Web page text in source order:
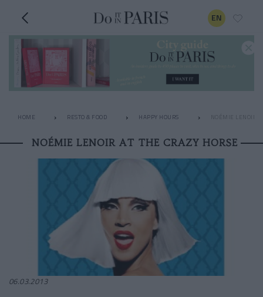
EN
HOME RESTO & FOOD HAPPY HOURS
NOÉMIE LENOIR AT THE CRAZY HORSE
06.03.2013